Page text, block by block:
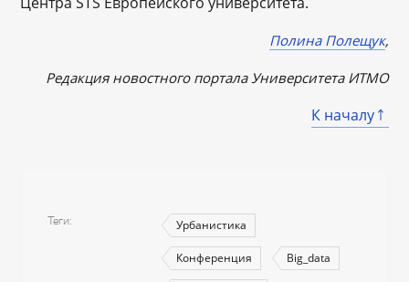
Полина Полещук,
Редакция новостного портала Университета ИТМО
К началу
Теги Урбанистика
Конференция Big_data